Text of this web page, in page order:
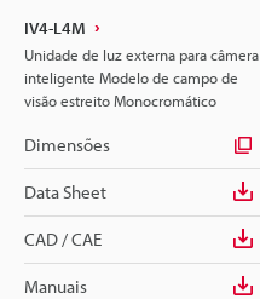
IV4-L4M
Unidade de luz externa para câmera
inteligente Modelo de campo de
visão estreito Monocromático
Dimensões
Data Sheet
CAD / CAE
Manuais